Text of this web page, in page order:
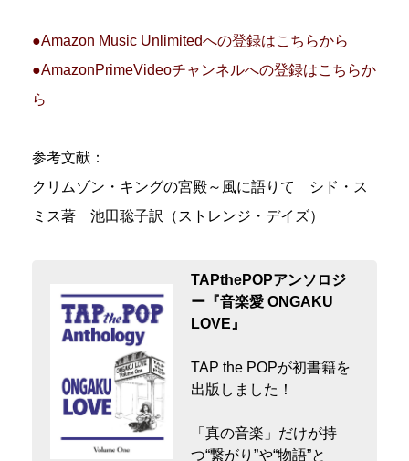
●Amazon Music Unlimitedへの登録はこちらから
●AmazonPrimeVideoチャンネルへの登録はこちらか
ら
参考文献：
クリムゾン・キングの宮殿～風に語りて シド・ス
ミス著 池田聡子訳（ストレンジ・デイズ）
TAPthePOPアンソロジ
ー『音楽愛 ONGAKU
LOVE』
TAP the POPが初書籍を
出版しました！
「真の音楽」だけが持
つ“繋がり”や“物語”と